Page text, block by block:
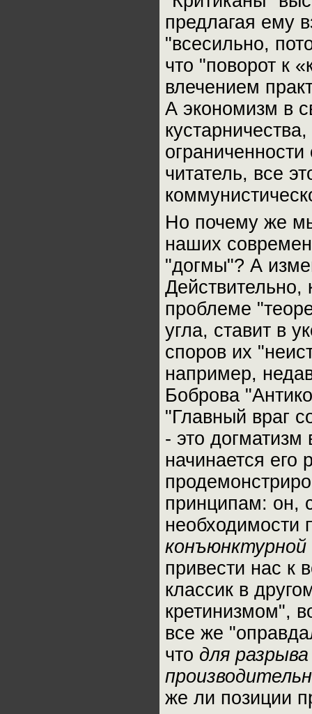
предлагая ему
"всесильно,
что "поворот к
влечением
А экономизм в
читатель, все
Но почему же
наших
"догмы"? А
Действительно,
проблеме
угла, ставит в
споров их
например,
Боброва
"Главный враг
- это
начинается
принципам: он,
необходимости
привести нас к
классик в
кретинизмом",
все же
что для
же ли позиции